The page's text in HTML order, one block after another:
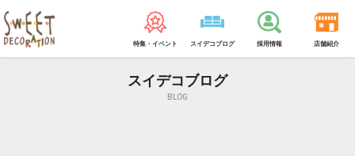
特集・イベント スイデコブログ 採用情報 店舗紹介
スイデコブログ
BLOG